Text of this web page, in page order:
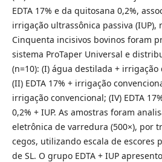
EDTA 17% e da quitosana 0,2%,
irrigação ultrassônica passiva (IUP),
Cinquenta incisivos bovinos foram
sistema ProTaper Universal e
(n=10): (I) água destilada +
(II) EDTA 17% + irrigação
irrigação convencional; (IV) EDTA
0,2% + IUP. As amostras foram
eletrônica de varredura (500×), por
cegos, utilizando escala de escores
de SL. O grupo EDTA + IUP